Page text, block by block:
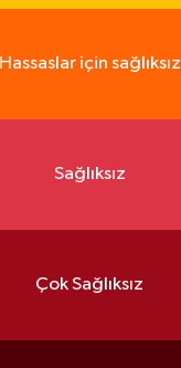
Hassaslar için sağlıksız
Sağlıksız
Çok Sağlıksız